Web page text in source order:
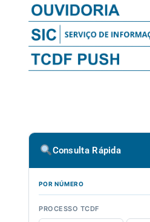
Consulta Rápida
POR NÚMERO
PROCESSO TCDF